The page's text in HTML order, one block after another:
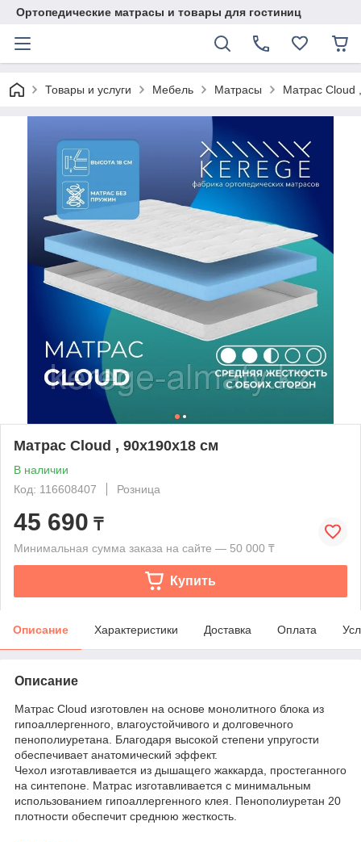
Ортопедические матрасы и товары для гостиниц
Товары и услуги Мебель Матрасы Матрас Cloud
Матрас Cloud , 90x190x18 см
В наличии
Код: 116608407
Розница
45 690 ₸
Минимальная сумма заказа на сайте — 50 000 ₸
Купить
Описание Характеристики Доставка Оплата
Описание
Матрас Cloud изготовлен на основе монолитного блока из
гипоаллергенного, влагоустойчивого и долговечного
пенополиуретана. Благодаря высокой степени упругости
обеспечивает анатомический эффект.
Чехол изготавливается из дышащего жаккарда, простеганного
на синтепоне. Матрас изготавливается с минимальным
использованием гипоаллергенного клея. Пенополиуретан 20
плотности обеспечит среднюю жесткость.